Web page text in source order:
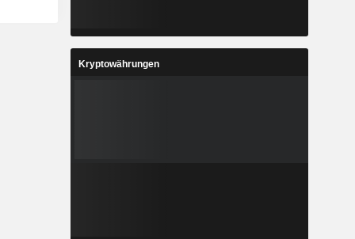
Kryptowährungen